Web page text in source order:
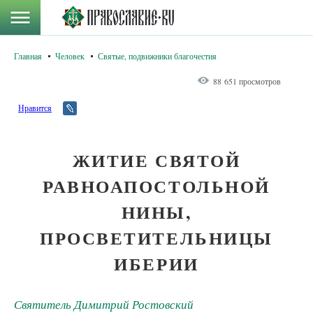
Главная Человек Святые, подвижники благочестия
88 651 просмотров
Нравится
ЖИТИЕ СВЯТОЙ
РАВНОАПОСТОЛЬНОЙ
НИНЫ,
ПРОСВЕТИТЕЛЬНИЦЫ
ИБЕРИИ
Святитель Димитрий Ростовский